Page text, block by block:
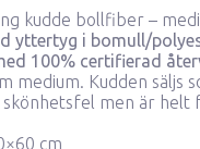
kudde bollfiber –
yttertyg i bomull/
100% certifierad
medium. Kudden
skönhetsfel men är helt
cm